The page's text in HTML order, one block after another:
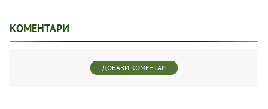
КОМЕНТАРИ
ДОБАВИ КОМЕНТАР